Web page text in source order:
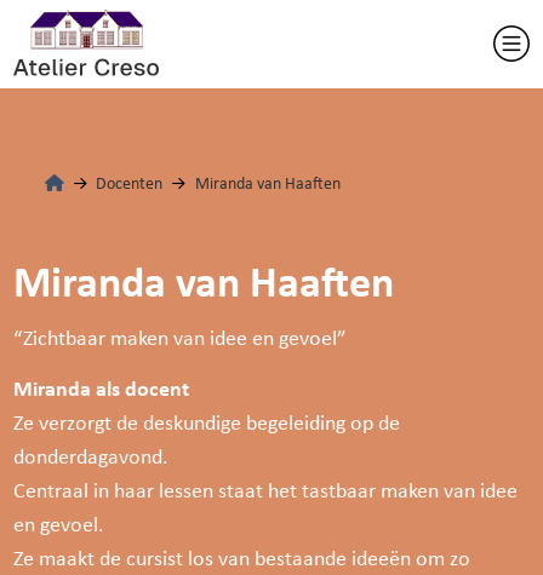
Docenten Miranda van Haaften
Miranda van Haaften
“Zichtbaar maken van idee en gevoel”
Miranda als docent
Ze verzorgt de deskundige begeleiding op de
donderdagavond.
Centraal in haar lessen staat het tastbaar maken van idee
en gevoel.
Ze maakt de cursist los van bestaande ideeën om zo